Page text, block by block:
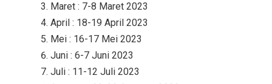
Maret : 7-8 Maret 2023
April : 18-19 April 2023
Mei : 16-17 Mei 2023
Juni : 6-7 Juni 2023
Juli : 11-12 Juli 2023